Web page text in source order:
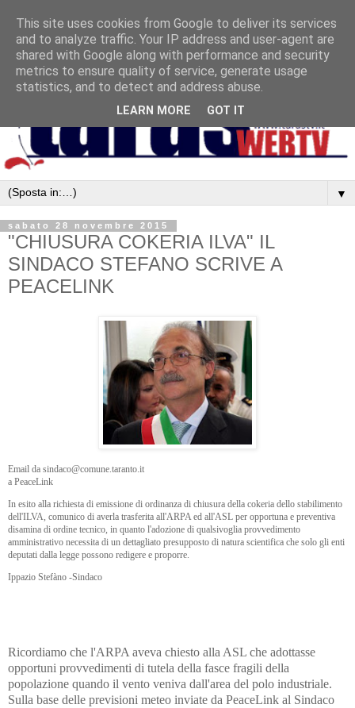
▼
sabato 28 novembre 2015
"CHIUSURA COKERIA ILVA" IL
SINDACO STEFANO SCRIVE A
PEACELINK
Email da sindaco@comune.taranto.it
a PeaceLink
In esito alla richiesta di emissione di ordinanza di chiusura della cokeria dello stabilimento
dell'ILVA, comunico di averla trasferita all'ARPA ed all'ASL per opportuna e preventiva
disamina di ordine tecnico, in quanto l'adozione di qualsivoglia provvedimento
amministrativo necessita di un dettagliato presupposto di natura scientifica che solo gli enti
deputati dalla legge possono redigere e proporre.
Ippazio Stefàno -Sindaco
Ricordiamo che l'ARPA aveva chiesto alla ASL che adottasse
opportuni provvedimenti di tutela della fasce fragili della
popolazione quando il vento veniva dall'area del polo industriale.
Sulla base delle previsioni meteo inviate da PeaceLink al Sindaco
This site uses cookies from Google to deliver its services
and to analyze traffic. Your IP address and user-agent are
shared with Google along with performance and security
metrics to ensure quality of service, generate usage
statistics, and to detect and address abuse.
LEARN MORE GOT IT